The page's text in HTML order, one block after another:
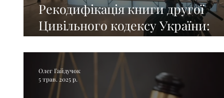
Рекодифікація книги другої
Цивільного кодексу України:
правова деталізація
чи обмеження свободи слова
Олег Гайдучок
5 трав. 2025 р.